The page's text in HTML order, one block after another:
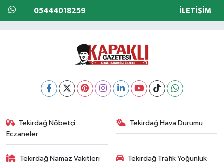
05444018259 İLETIŞIM
Tekirdağ Nöbetçi
Eczaneler
Tekirdağ Hava Durumu
Tekirdağ Namaz Vakitleri Tekirdağ Trafik Yoğunluk